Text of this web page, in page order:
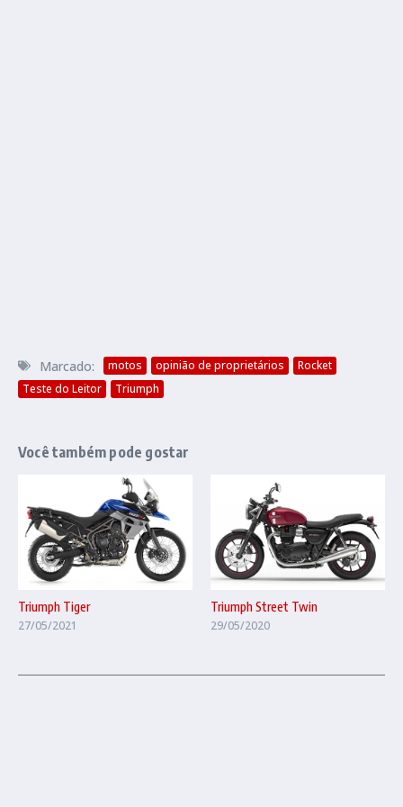
Marcado: motos opinião de proprietários
Rocket
Teste do Leitor
Triumph
Você também pode gostar
Triumph Tiger
27/05/2021
Triumph Street Twin
29/05/2020